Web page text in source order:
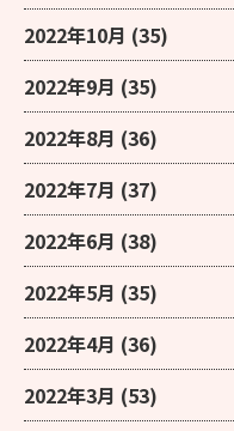
2022年10月 (35)
2022年9月 (35)
2022年8月 (36)
2022年7月 (37)
2022年6月 (38)
2022年5月 (35)
2022年4月 (36)
2022年3月 (53)